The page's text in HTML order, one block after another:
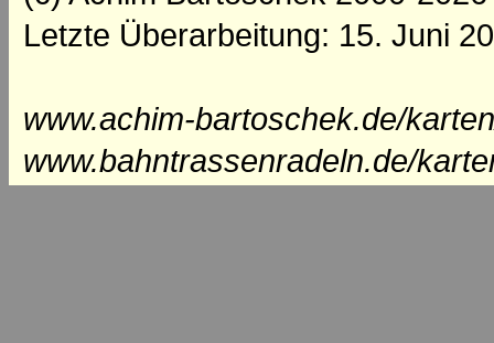
Letzte Überarbeitung: 15. Juni
www.achim-bartoschek.de/
www.bahntrassenradeln.de/